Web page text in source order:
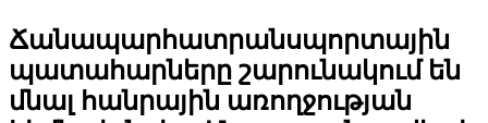
Ճանապարհատրանսպորտային
պատահարները շարունակում են
մնալ հանրային առողջության